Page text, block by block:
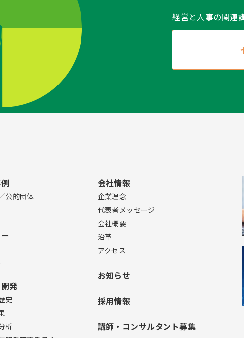
経営と人事の関連
公的団体
発
史
析
会社情報
企業理念
代表者メッセージ
会社概要
沿革
アクセス
お知らせ
採用情報
講師・コンサルタント募集